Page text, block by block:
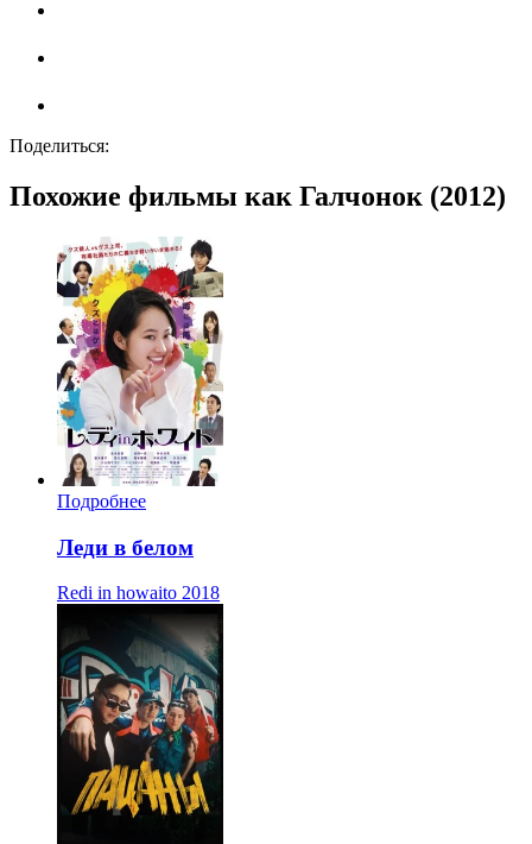
Поделиться:
Похожие фильмы как Галчонок (2012)
Подробнее
Леди в белом
Redi in howaito 2018